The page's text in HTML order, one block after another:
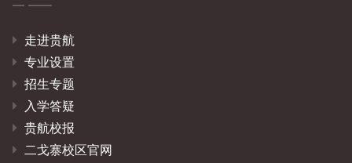
走进贵航
专业设置
招生专题
入学答疑
贵航校报
二戈寨校区官网